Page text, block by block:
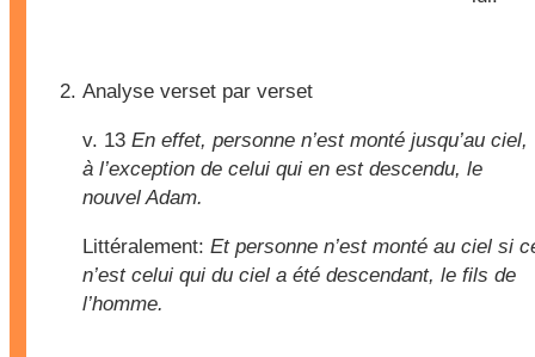
Analyse verset par verset
v. 13 En effet, personne n’est monté jusqu’au ciel,
à l’exception de celui qui en est descendu, le
nouvel Adam.
Littéralement: Et personne n’est monté au ciel si
n’est celui qui du ciel a été descendant, le fils de
l’homme.